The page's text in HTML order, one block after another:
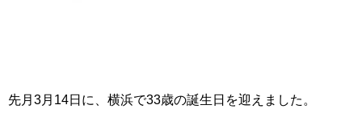
先月3月14日に、横浜で33歳の誕生日を迎えました。